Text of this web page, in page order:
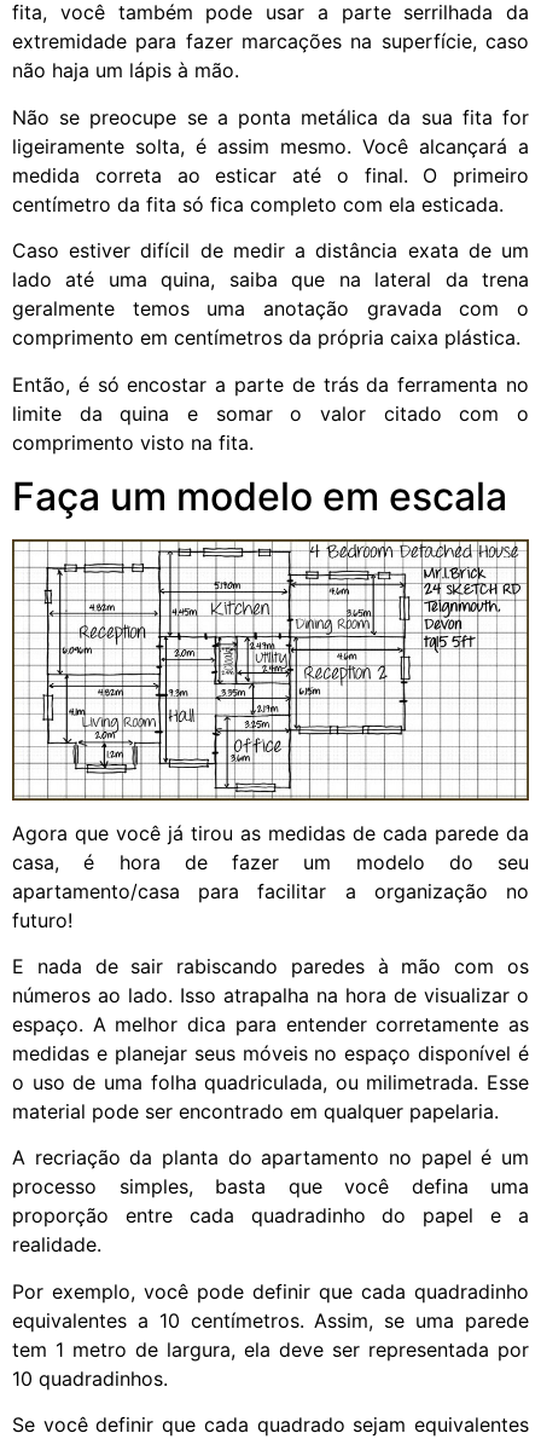
fita, você também pode usar a parte serrilhada da
extremidade para fazer marcações na superfície, caso
não haja um lápis à mão.
Não se preocupe se a ponta metálica da sua fita for
ligeiramente solta, é assim mesmo. Você alcançará a
medida correta ao esticar até o final. O primeiro
centímetro da fita só fica completo com ela esticada.
Caso estiver difícil de medir a distância exata de um
lado até uma quina, saiba que na lateral da trena
geralmente temos uma anotação gravada com o
comprimento em centímetros da própria caixa plástica.
Então, é só encostar a parte de trás da ferramenta no
limite da quina e somar o valor citado com o
comprimento visto na fita.
Faça um modelo em escala
Agora que você já tirou as medidas de cada parede da
casa, é hora de fazer um modelo do seu
apartamento/casa para facilitar a organização no
futuro!
E nada de sair rabiscando paredes à mão com os
números ao lado. Isso atrapalha na hora de visualizar o
espaço. A melhor dica para entender corretamente as
medidas e planejar seus móveis no espaço disponível é
o uso de uma folha quadriculada, ou milimetrada. Esse
material pode ser encontrado em qualquer papelaria.
A recriação da planta do apartamento no papel é um
processo simples, basta que você defina uma
proporção entre cada quadradinho do papel e a
realidade.
Por exemplo, você pode definir que cada quadradinho
equivalentes a 10 centímetros. Assim, se uma parede
tem 1 metro de largura, ela deve ser representada por
10 quadradinhos.
Se você definir que cada quadrado sejam equivalentes